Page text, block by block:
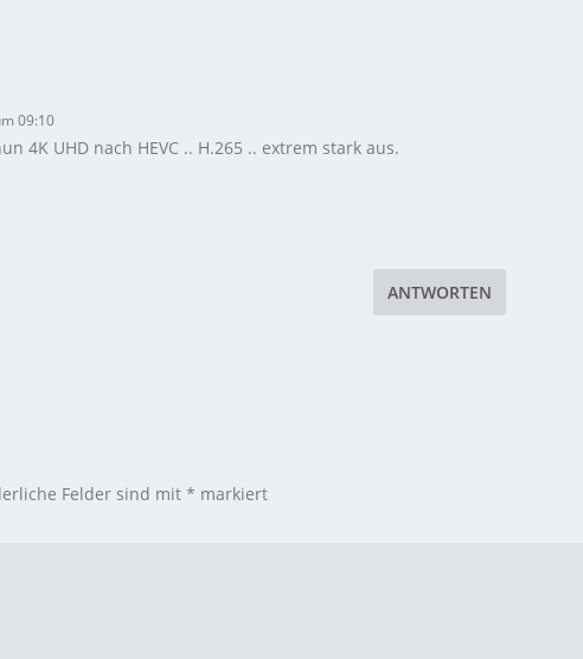
09:10
4K UHD nach HEVC .. H.265 .. extrem stark aus.
ANTWORTEN
Felder sind mit* markiert